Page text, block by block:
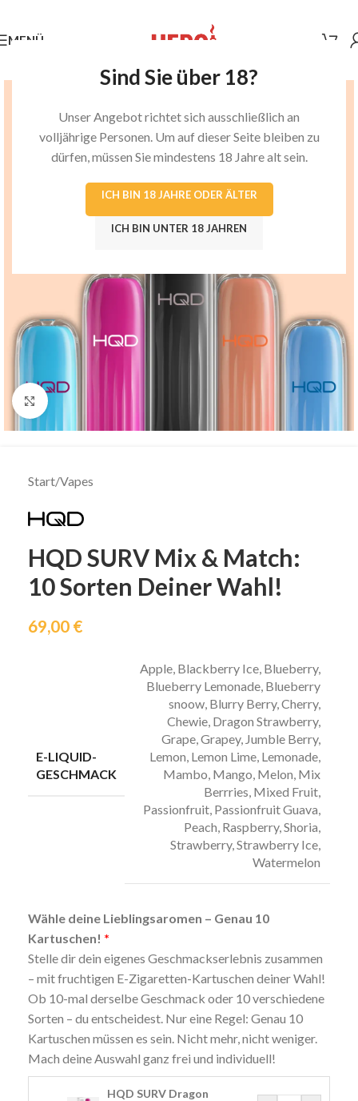
Sind Sie über 18?
Unser Angebot richtet sich ausschließlich an
volljährige Personen. Um auf dieser Seite bleiben zu
dürfen, müssen Sie mindestens 18 Jahre alt sein.
ICH BIN 18 JAHRE ODER ÄLTER
ICH BIN UNTER 18 JAHREN
MENÜ
klicken um zu vergrößern
Start/Vapes
HQD SURV Mix & Match:
10 Sorten Deiner Wahl!
69,00 €
E-LIQUID-
GESCHMACK
Apple, Blackberry Ice, Blueberry,
Blueberry Lemonade, Blueberry
snoow, Blurry Berry,Cherry,
Chewie, Dragon Strawberry,
Grape,Grapey, Jumble Berry,
Lemon, Lemon Lime, Lemonade,
Mambo, Mango, Melon, Mix
Berrries, Mixed Fruit,
Passionfruit, Passionfruit Guava,
Peach, Raspberry,Shoria,
Strawberry,Strawberry Ice,
Watermelon
Wähle deine Lieblingsaromen – Genau 10
Kartuschen!
Stelle dir dein eigenes Geschmackserlebnis zusammen
– mit fruchtigen E-Zigaretten-Kartuschen deiner Wahl!
Ob 10-mal derselbe Geschmack oder 10 verschiedene
Sorten – du entscheidest. Nur eine Regel: Genau 10
Kartuschen müssen es sein. Nicht mehr, nicht weniger.
Mach deine Auswahl ganz frei und individuell!
HQD SURV Dragon